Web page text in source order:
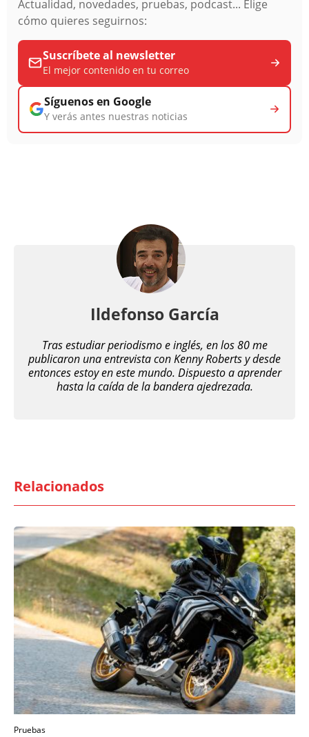
Actualidad, novedades, pruebas, podcast... Elige
cómo quieres seguirnos:
Suscríbete al newsletter
El mejor contenido en tu correo
Síguenos en Google
Y verás antes nuestras noticias
Ildefonso García
Tras estudiar periodismo e inglés, en los 80 me
publicaron una entrevista con Kenny Roberts y desde
entonces estoy en este mundo. Dispuesto a aprender
hasta la caída de la bandera ajedrezada.
Relacionados
Pruebas